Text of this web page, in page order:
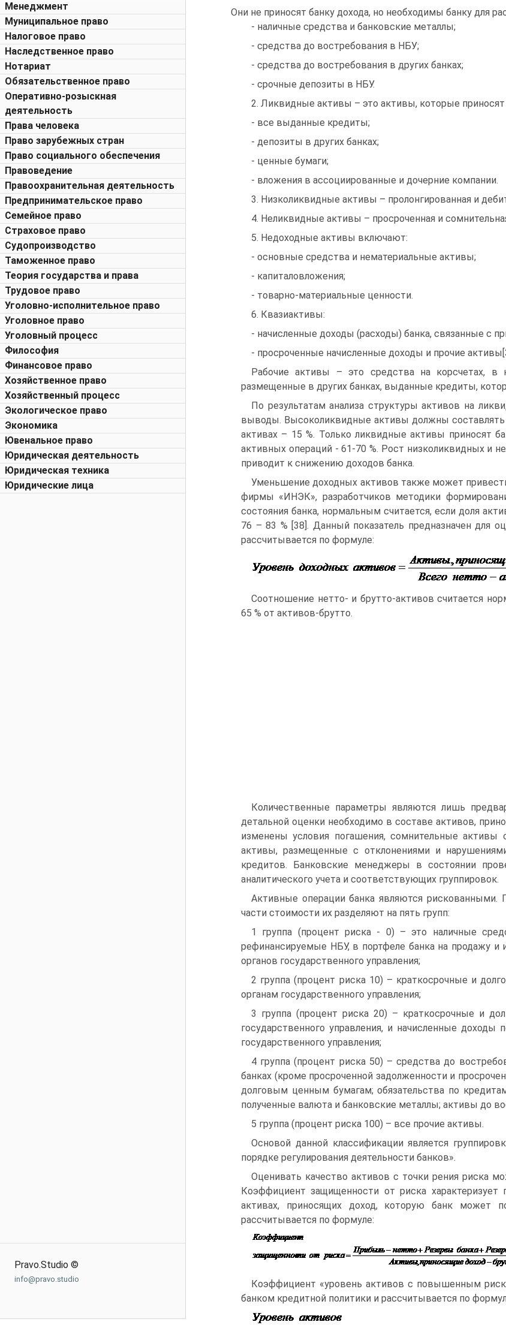
Менеджмент
Муниципальное право
Налоговое право
Наследственное право
Нотариат
Обязательственное право
Оперативно-розыскная
деятельность
Права человека
Право зарубежных стран
Право социального обеспечения
Правоведение
Правоохранительная деятельность
Предпринимательское право
Семейное право
Страховое право
Судопроизводство
Таможенное право
Теория государства и права
Трудовое право
Уголовно-исполнительное право
Уголовное право
Уголовный процесс
Философия
Финансовое право
Хозяйственное право
Хозяйственный процесс
Экологическое право
Экономика
Ювенальное право
Юридическая деятельность
Юридическая техника
Юридические лица
Pravo.Studio ©
info@pravo.studio
Они не приносят банку дохода, но необходимы банку для
- наличные средства и банковские металлы;
- средства до востребования в НБУ;
- средства до востребования в других банках;
- срочные депозиты в НБУ.
2. Ликвидные активы – это активы, которые приносят
- все выданные кредиты;
- депозиты в других банках;
- ценные бумаги;
- вложения в ассоциированные и дочерние компании.
3. Низколиквидные активы – пролонгированная и
4. Неликвидные активы – просроченная и
5. Недоходные активы включают:
- основные средства и нематериальные активы;
- капиталовложения;
- товарно-материальные ценности.
6. Квазиактивы:
- начисленные доходы (расходы) банка, связанные с
- просроченные начисленные доходы и прочие
Рабочие активы – это средства на корсчетах,
размещенные в других банках, выданные кредиты,
По результатам анализа структуры активов на
выводы. Высоколиквидные активы должны составлять
активах – 15 %. Только ликвидные активы приносят
активных операций - 61-70 %. Рост низколиквидных и
приводит к снижению доходов банка.
Уменьшение доходных активов также может
фирмы «ИНЭК», разработчиков методики
состояния банка, нормальным считается, если доля
76 – 83 % [38]. Данный показатель предназначен для
рассчитывается по формуле:
Соотношение нетто- и брутто-активов считается
65 % от активов-брутто.
Количественные параметры являются лишь
детальной оценки необходимо в составе активов,
изменены условия погашения, сомнительные
активы, размещенные с отклонениями и
кредитов. Банковские менеджеры в состоянии
аналитического учета и соответствующих группировок.
Активные операции банка являются рискованными.
части стоимости их разделяют на пять групп:
1 группа (процент риска - 0) – это наличные
рефинансируемые НБУ, в портфеле банка на продажу
органов государственного управления;
2 группа (процент риска 10) – краткосрочные и
органам государственного управления;
3 группа (процент риска 20) – краткосрочные и
государственного управления, и начисленные
государственного управления;
4 группа (процент риска 50) – средства до
банках (кроме просроченной задолженности и
долговым ценным бумагам; обязательства по
полученные валюта и банковские металлы; активы до
5 группа (процент риска 100) – все прочие активы.
Основой данной классификации является
порядке регулирования деятельности банков».
Оценивать качество активов с точки рения риска
Коэффициент защищенности от риска
активах, приносящих доход, которую банк может
рассчитывается по формуле:
Коэффициент «уровень активов с повышенным
банком кредитной политики и рассчитывается по